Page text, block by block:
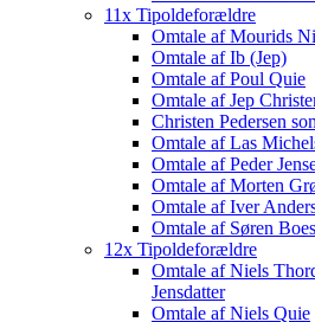
11x Tipoldeforældre
Omtale af Mourids
Omtale af Ib (Jep)
Omtale af Poul Quie
Omtale af Jep
Christen Pedersen
Omtale af Las
Omtale af Peder
Omtale af Morten
Omtale af Iver
Omtale af Søren
12x Tipoldeforældre
Omtale af Niels
Jensdatter
Omtale af Niels Quie